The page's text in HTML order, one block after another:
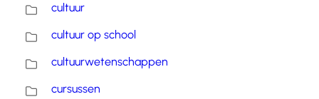
cultuur
cultuur op school
cultuurwetenschappen
cursussen